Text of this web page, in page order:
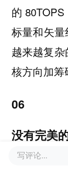
的
标量和矢
越来越复
核方向加筹
06
没有完美
写评论...